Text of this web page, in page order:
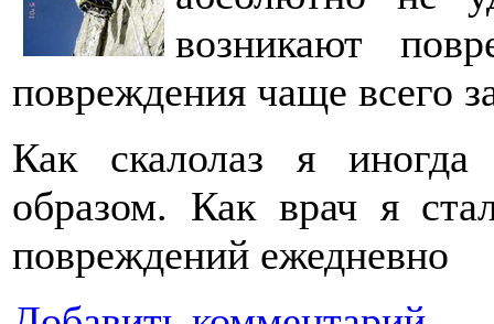
возникают
повреждения чаще всего
Как скалолаз я
образом. Как врач я
повреждений ежедневно